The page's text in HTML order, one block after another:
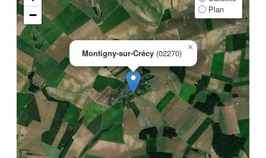
Montigny-sur-Crécy (02270)
×
−
Plan